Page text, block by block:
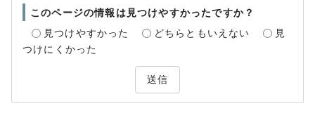
このページの情報は見つけやすかったですか？
見つけやすかった
どちらともいえない
見
つけにくかった
送信